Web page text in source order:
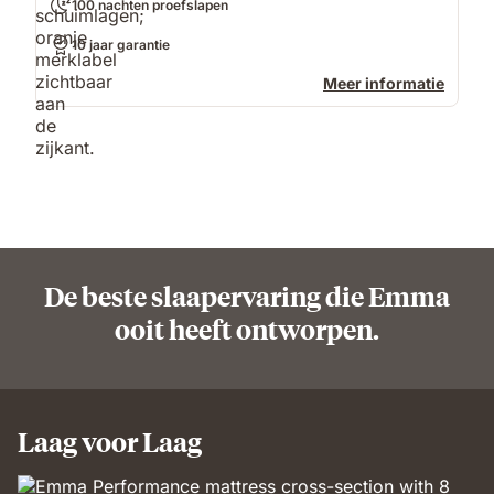
100 nachten proefslapen
10 jaar garantie
Meer informatie
De beste slaapervaring die Emma
ooit heeft ontworpen.
Laag voor Laag